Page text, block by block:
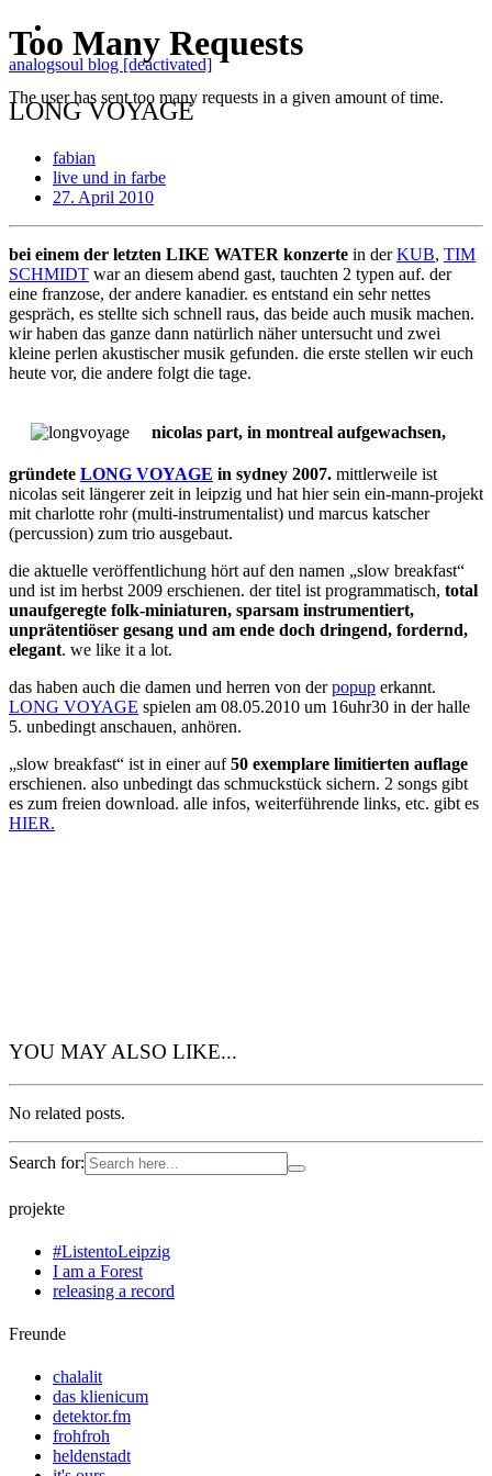
analogsoul blog [deactivated]
LONG VOYAGE
fabian
live und in farbe
27. April 2010
bei einem der letzten LIKE WATER konzerte in derKUB, TIM
SCHMIDT war an diesem abend gast, tauchten 2 typen auf. der
eine franzose, der andere kanadier. es entstand ein sehr nettes
gespräch, es stellte sich schnell raus, das beide auch musik machen.
wir haben das ganze dann natürlich näher untersucht und zwei
kleine perlen akustischer musik gefunden. die erste stellen wir euch
heute vor, die andere folgt die tage.
nicolas part, in montreal aufgewachsen,
gründete LONG VOYAGE in sydney 2007. mittlerweile ist
nicolas seit längerer zeit in leipzig und hat hier sein ein-mann-projekt
mit charlotte rohr (multi-instrumentalist) und marcus katscher
(percussion) zum trio ausgebaut.
die aktuelle veröffentlichung hört auf den namen „slow breakfast“
und ist im herbst 2009 erschienen. der titel ist programmatisch, total
unaufgeregte folk-miniaturen, sparsam instrumentiert,
unprätentiöser gesang und am ende doch dringend, fordernd,
elegant. we like it a lot.
das haben auch die damen und herren von derpopup erkannt.
LONG VOYAGE spielen am 08.05.2010 um 16uhr30 in der halle
5. unbedingt anschauen, anhören.
„slow breakfast“ ist in einer auf50 exemplare limitierten auflage
erschienen. also unbedingt das schmuckstück sichern. 2 songs gibt
es zum freien download. alle infos, weiterführende links, etc. gibt es
HIER.
YOU MAY ALSO LIKE...
No related posts.
Search for:
projekte
#ListentoLeipzig
I am a Forest
releasing a record
Freunde
chalalit
das klienicum
detektor.fm
frohfroh
heldenstadt